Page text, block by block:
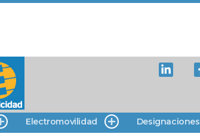
Electromovilidad Designaciones